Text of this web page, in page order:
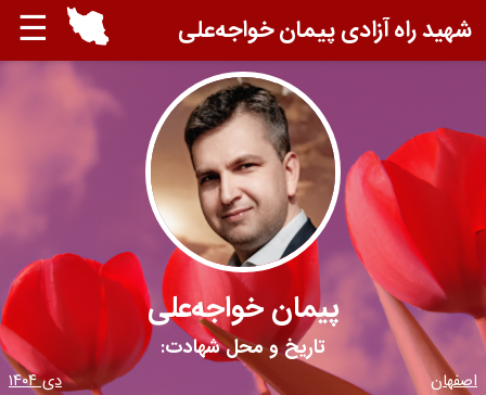
☰ شهید راه آزادی پیمان خواجه‌علی
پیمان خواجه‌علی
تاریخ و محل شهادت:
اصفهان دی ۱۴۰۴